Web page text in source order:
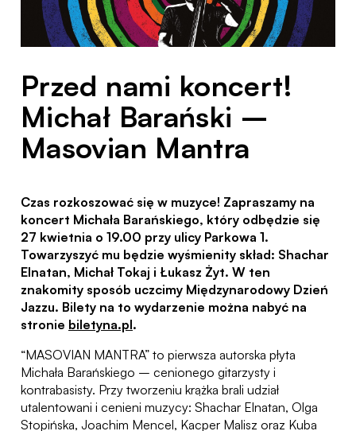
Przed nami koncert!
Michał Barański –
Masovian Mantra
Czas rozkoszować się w muzyce! Zapraszamy na
koncert Michała Barańskiego, który odbędzie się
27 kwietnia o 19.00 przy ulicy Parkowa 1.
Towarzyszyć mu będzie wyśmienity skład: Shachar
Elnatan, Michał Tokaj i Łukasz Żyt. W ten
znakomity sposób uczcimy Międzynarodowy Dzień
Jazzu. Bilety na to wydarzenie można nabyć na
stronie biletyna.pl.
“MASOVIAN MANTRA” to pierwsza autorska płyta
Michała Barańskiego – cenionego gitarzysty i
kontrabasisty. Przy tworzeniu krążka brali udział
utalentowani i cenieni muzycy: Shachar Elnatan, Olga
Stopińska, Joachim Mencel, Kacper Malisz oraz Kuba